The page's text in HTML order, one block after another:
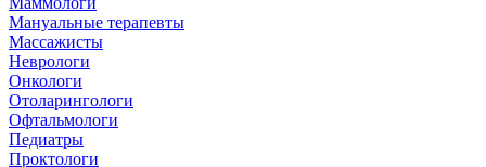
Мануальные терапевты
Массажисты
Неврологи
Онкологи
Отоларингологи
Офтальмологи
Педиатры
Проктологи